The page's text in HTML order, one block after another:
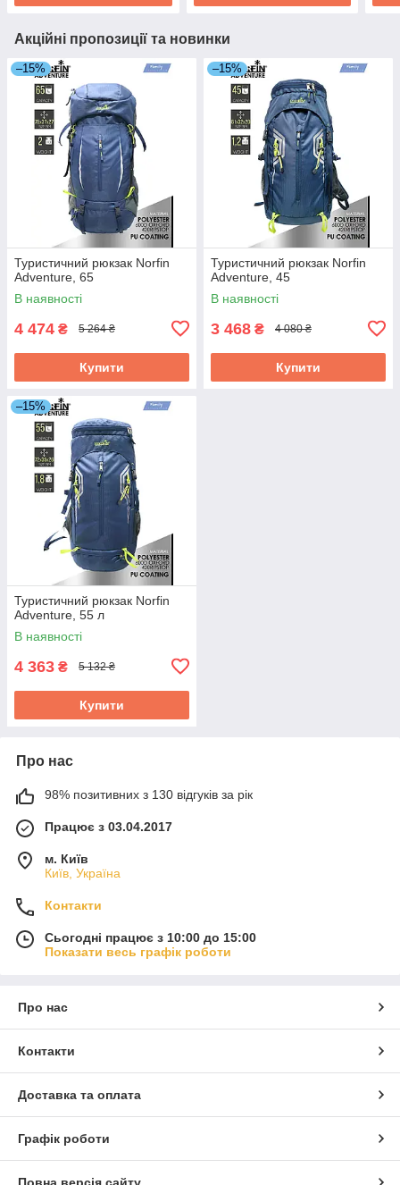
Акційні пропозиції та новинки
–15%
Туристичний рюкзак Norfin
Adventure, 65
В наявності
4 474 ₴ 5 264 ₴
Купити
–15%
Туристичний рюкзак Norfin
Adventure, 45
В наявності
3 468 ₴ 4 080 ₴
Купити
–15%
Туристичний рюкзак Norfin
Adventure, 55 л
В наявності
4 363 ₴ 5 132 ₴
Купити
Про нас
98% позитивних з 130 відгуків за рік
Працює з 03.04.2017
м. Київ
Київ, Україна
Контакти
Сьогодні працює з 10:00 до 15:00
Показати весь графік роботи
Про нас
Контакти
Доставка та оплата
Графік роботи
Повна версія сайту